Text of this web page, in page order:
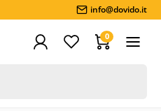
info@dovido.it
0